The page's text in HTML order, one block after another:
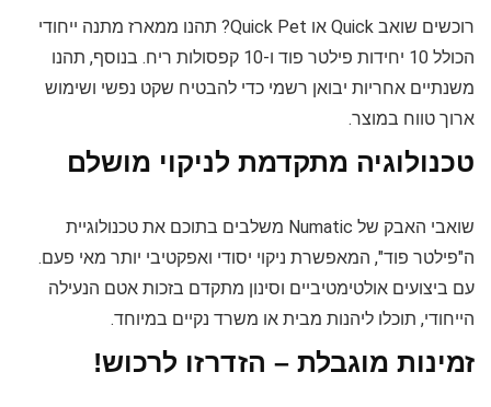
רוכשים שואב Quick או Quick Pet? תהנו ממארז מתנה ייחודי
הכולל 10 יחידות פילטר פוד ו-10 קפסולות ריח. בנוסף, תהנו
משנתיים אחריות יבואן רשמי כדי להבטיח שקט נפשי ושימוש
ארוך טווח במוצר.
טכנולוגיה מתקדמת לניקוי מושלם
שואבי האבק של Numatic משלבים בתוכם את טכנולוגיית
ה"פילטר פוד", המאפשרת ניקוי יסודי ואפקטיבי יותר מאי פעם.
עם ביצועים אולטימטיביים וסינון מתקדם בזכות אטם הנעילה
הייחודי, תוכלו ליהנות מבית או משרד נקיים במיוחד.
זמינות מוגבלת – הזדרזו לרכוש!